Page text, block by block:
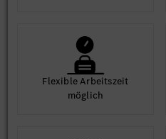
Flexible Arbeits­zeit
möglich